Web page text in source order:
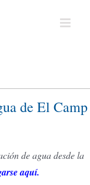
de El Camp
de agua desde la
aquí.